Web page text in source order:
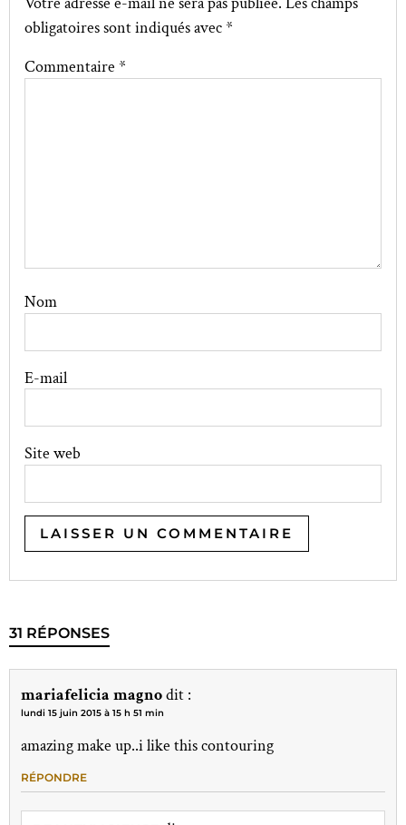
obligatoires sont indiqués avec*
Commentaire *
Nom
E-mail
Site web
31 RÉPONSES
mariafelicia magnodit :
lundi 15 juin 2015 à 15 h 51 min
amazing make up..i like this contouring
RÉPONDRE